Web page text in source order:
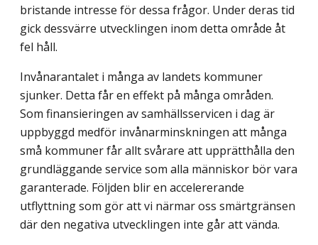
bristande intresse för dessa frågor. Under deras tid
gick dessvärre utvecklingen inom detta område åt
fel håll.
Invånarantalet i många av landets kommuner
sjunker. Detta får en effekt på många områden.
Som finansieringen av samhällsservicen i dag är
uppbyggd medför invånarminskningen att många
små kommuner får allt svårare att upprätthålla den
grundläggande service som alla människor bör vara
garanterade. Följden blir en accelererande
utflyttning som gör att vi närmar oss smärtgränsen
där den negativa utvecklingen inte går att vända.